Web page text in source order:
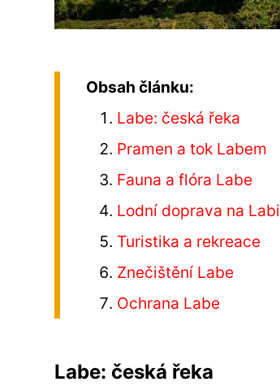
Obsah článku:
Labe: česká řeka
Pramen a tok Labem
Fauna a flóra Labe
Lodní doprava na Labi
Turistika a rekreace
Znečištění Labe
Ochrana Labe
Labe: česká řeka